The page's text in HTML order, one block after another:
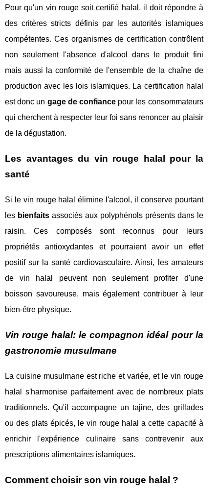
Pour qu'un vin rouge soit certifié halal, il doit répondre à
des critères stricts définis par les autorités islamiques
compétentes. Ces organismes de certification contrôlent
non seulement l'absence d'alcool dans le produit fini
mais aussi la conformité de l'ensemble de la chaîne de
production avec les lois islamiques. La certification halal
est donc un gage de confiance pour les consommateurs
qui cherchent à respecter leur foi sans renoncer au plaisir
de la dégustation.
Les avantages du vin rouge halal pour la
santé
Si le vin rouge halal élimine l'alcool, il conserve pourtant
les bienfaitsassociés aux polyphénols présents dans le
raisin. Ces composés sont reconnus pour leurs
propriétés antioxydantes et pourraient avoir un effet
positif sur la santé cardiovasculaire. Ainsi, les amateurs
de vin halal peuvent non seulement profiter d'une
boisson savoureuse, mais également contribuer à leur
bien-être physique.
Vin rouge halal: le compagnon idéal pour la
gastronomie musulmane
La cuisine musulmane est riche et variée, et le vin rouge
halal s'harmonise parfaitement avec de nombreux plats
traditionnels. Qu'il accompagne un tajine, des grillades
ou des plats épicés, le vin rouge halal a cette capacité à
enrichir l'expérience culinaire sans contrevenir aux
prescriptions alimentaires islamiques.
Comment choisir son vin rouge halal ?